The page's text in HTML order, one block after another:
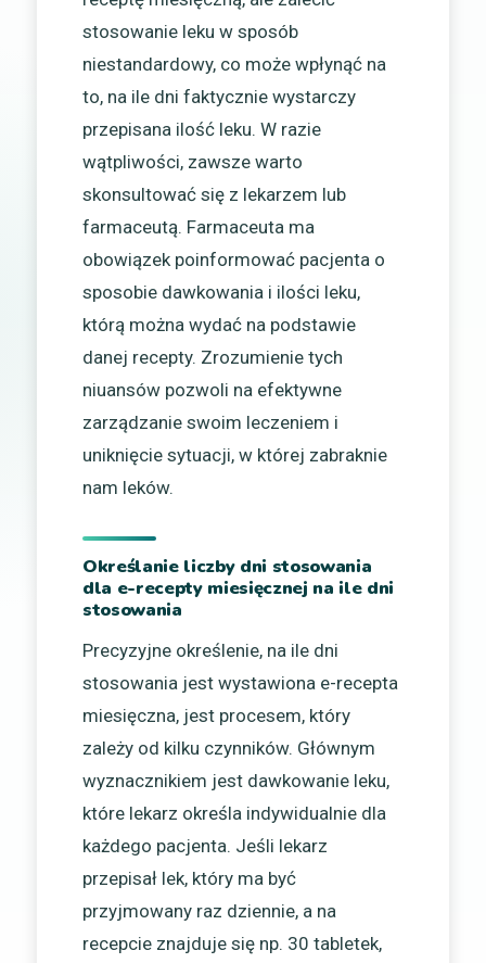
stosowanie leku w sposób
niestandardowy, co może wpłynąć na
to, na ile dni faktycznie wystarczy
przepisana ilość leku. W razie
wątpliwości, zawsze warto
skonsultować się z lekarzem lub
farmaceutą. Farmaceuta ma
obowiązek poinformować pacjenta o
sposobie dawkowania i ilości leku,
którą można wydać na podstawie
danej recepty. Zrozumienie tych
niuansów pozwoli na efektywne
zarządzanie swoim leczeniem i
uniknięcie sytuacji, w której zabraknie
nam leków.
Określanie liczby dni stosowania
dla e-recepty miesięcznej na ile dni
stosowania
Precyzyjne określenie, na ile dni
stosowania jest wystawiona e-recepta
miesięczna, jest procesem, który
zależy od kilku czynników. Głównym
wyznacznikiem jest dawkowanie leku,
które lekarz określa indywidualnie dla
każdego pacjenta. Jeśli lekarz
przepisał lek, który ma być
przyjmowany raz dziennie, a na
recepcie znajduje się np. 30 tabletek,